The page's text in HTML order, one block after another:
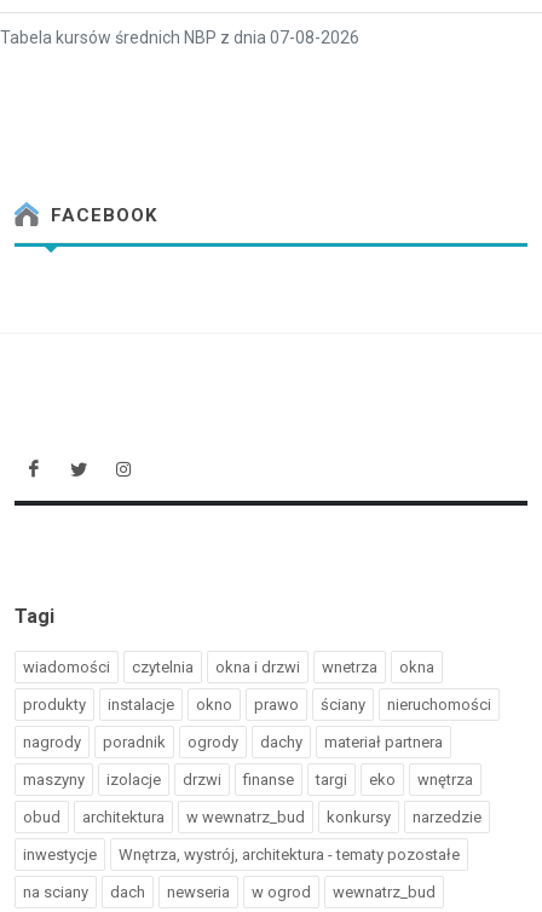
Tabela kursów średnich NBP z dnia 07-08-2026
FACEBOOK
Tagi
wiadomości czytelnia okna i drzwi wnetrza okna
produkty instalacje okno prawo ściany nieruchomości
nagrody poradnik ogrody dachy materiał partnera
maszyny izolacje drzwi finanse targi eko wnętrza
obud architektura w wewnatrz_bud konkursy narzedzie
inwestycje Wnętrza, wystrój, architektura - tematy pozostałe
na sciany dach newseria w ogrod wewnatrz_bud